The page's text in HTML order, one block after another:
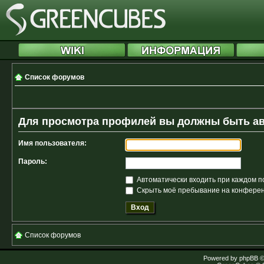
Список форумов
Для просмотра профилей вы должны быть
Имя пользователя:
Пароль:
Автоматически входить при каждом
Скрыть моё пребывание на
Список форумов
Powered by phpBB